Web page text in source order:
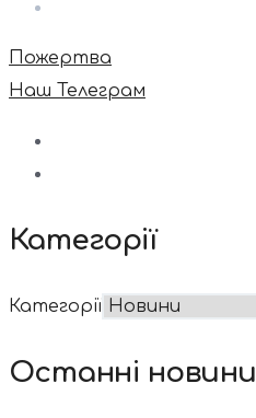
Пожертва
Наш Телеграм
Категорії
Категорії
Останні новини